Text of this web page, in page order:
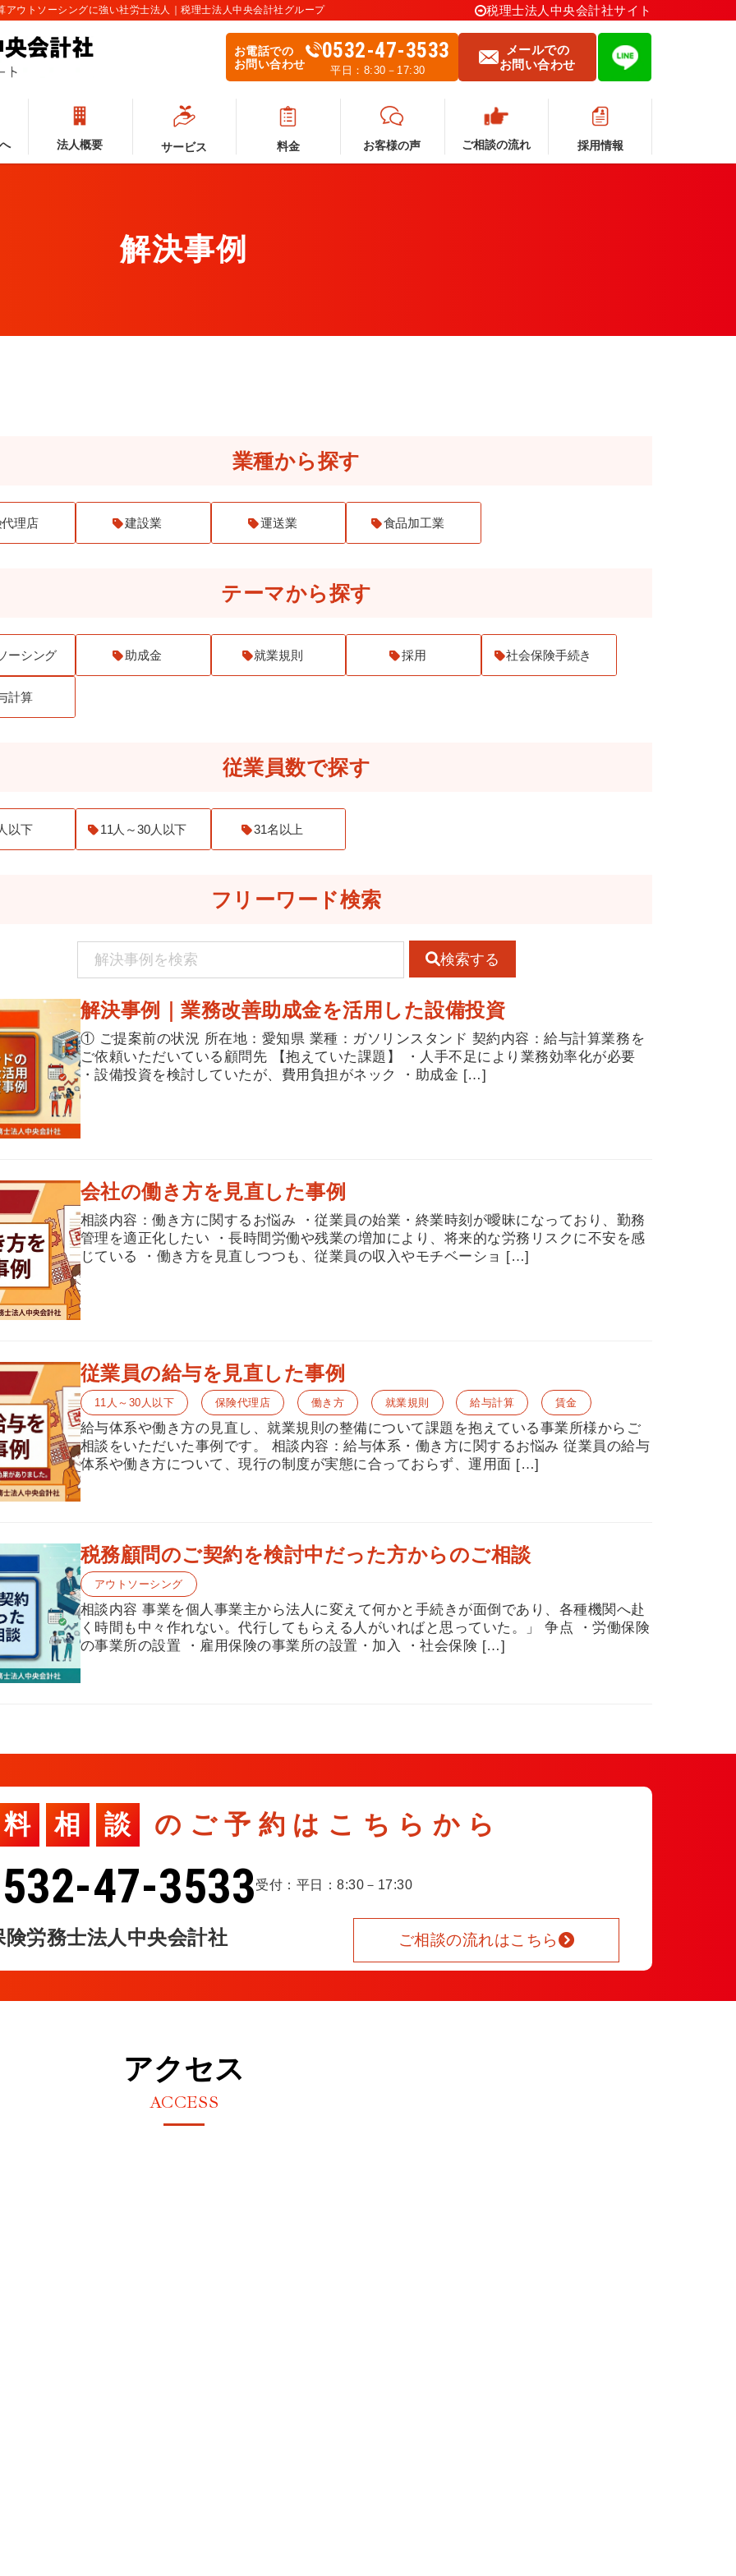
ウトソーシングに強い社労士法人｜税理士法人中央会計社グループ 税理士法人中央会計社サイト
お電話での
お問い合わせ
0532-47-3533
平日：8:30－17:30
メールでの
お問い合わせ
法人概要 サービス 料金 お客様の声 ご相談の流れ 採用情報
解決事例
業種から探す
理店 建設業 運送業 食品加工業
テーマから探す
ーシング 助成金 就業規則 採用 社会保険手続き
計算
従業員数で探す
以下 11人～30人以下 31名以上
フリーワード検索
検索する
解決事例｜業務改善助成金を活用した設備投資
① ご提案前の状況 所在地：愛知県 業種：ガソリンスタンド 契約内容：給与計算業務を
ご依頼いただいている顧問先 【抱えていた課題】 ・人手不足により業務効率化が必要
・設備投資を検討していたが、費用負担がネック ・助成金 […]
会社の働き方を見直した事例
相談内容：働き方に関するお悩み ・従業員の始業・終業時刻が曖昧になっており、勤務
管理を適正化したい ・長時間労働や残業の増加により、将来的な労務リスクに不安を感
じている ・働き方を見直しつつも、従業員の収入やモチベーショ […]
従業員の給与を見直した事例
11人～30人以下 保険代理店 働き方 就業規則 給与計算 賃金
給与体系や働き方の見直し、就業規則の整備について課題を抱えている事業所様からご
相談をいただいた事例です。 相談内容：給与体系・働き方に関するお悩み 従業員の給与
体系や働き方について、現行の制度が実態に合っておらず、運用面 […]
税務顧問のご契約を検討中だった方からのご相談
アウトソーシング
相談内容 事業を個人事業主から法人に変えて何かと手続きが面倒であり、各種機関へ赴
く時間も中々作れない。代行してもらえる人がいればと思っていた。」 争点 ・労働保険
の事業所の設置 ・雇用保険の事業所の設置・加入 ・社会保険 […]
料 相 談 のご予約はこちらから
47-3533受付：平日：8:30－17:30
険労務士法人中央会計社 ご相談の流れはこちら
アクセス
ACCESS